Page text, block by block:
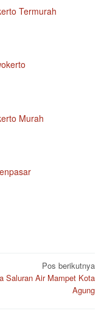
Termurah
Murah
Pos berikutnya
Saluran Air Mampet Kota
Agung